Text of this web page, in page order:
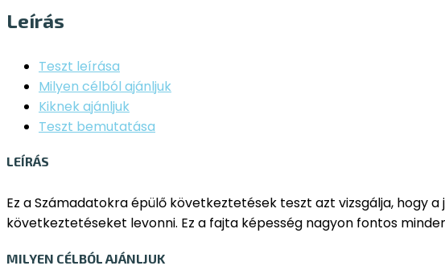
Leírás
Teszt leírása
Milyen célból ajánljuk
Kiknek ajánljuk
Teszt bemutatása
LEÍRÁS
Ez a Számadatokra épülő következtetések teszt azt vizsgálja,
következtetéseket levonni. Ez a fajta képesség nagyon fontos
MILYEN CÉLBÓL AJÁNLJUK